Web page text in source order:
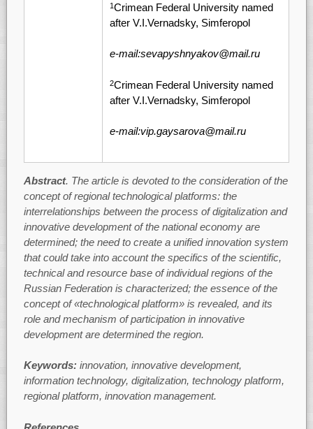
1Crimean Federal University named
after V.I.Vernadsky, Simferopol
e-mail:sevapyshnyakov@mail.ru
2Crimean Federal University named
after V.I.Vernadsky, Simferopol
e-mail:vip.gaysarova@mail.ru
Abstract. The article is devoted to the consideration of the
concept of regional technological platforms: the
interrelationships between the process of digitalization and
innovative development of the national economy are
determined; the need to create a unified innovation system
that could take into account the specifics of the scientific,
technical and resource base of individual regions of the
Russian Federation is characterized; the essence of the
concept of «technological platform» is revealed, and its
role and mechanism of participation in innovative
development are determined the region.
Keywords: innovation, innovative development,
information technology, digitalization, technology platform,
regional platform, innovation management.